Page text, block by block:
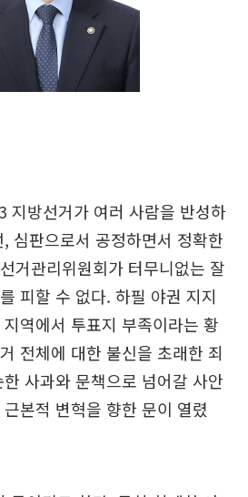
지방선거가 여러 사람을 반성하
심판으로서 공정하면서 정확한
거관리위원회가 터무니없는 잘
피할 수 없다. 하필 야권 지지
역에서 투표지 부족이라는 황
전체에 대한 불신을 초래한 죄
사과와 문책으로 넘어갈 사안
본적 변혁을 향한 문이 열렸